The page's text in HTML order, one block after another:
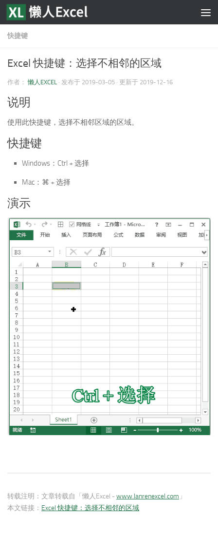
跳至内容
快捷键
Excel 快捷键：选择不相邻的区域
作者： 懒人EXCEL · 发布于 2019-03-05 · 更新于 2019-12-16
说明
使用此快捷键，选择不相邻区域的区域。
快捷键
Windows：Ctrl + 选择
Mac：⌘ + 选择
演示
转载注明： 文章转载自「懒人Excel -www.lanrenexcel.com 」
本文链接： Excel 快捷键：选择不相邻的区域